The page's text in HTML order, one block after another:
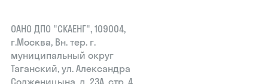
ОАНО ДПО "СКАЕНГ", 109004,
г.Москва, Вн. тер. г.
муниципальный округ
Таганский, ул. Александра